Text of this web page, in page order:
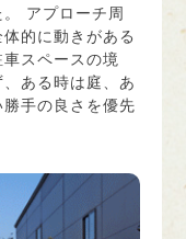
アプローチ周
的に動きがある
スペースの境
ある時は庭、あ
手の良さを優先